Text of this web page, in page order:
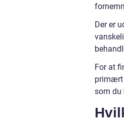
Der er
For at
primært
som du